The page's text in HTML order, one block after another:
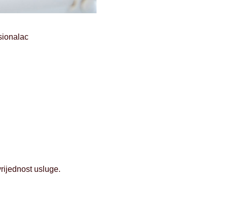
usluge.